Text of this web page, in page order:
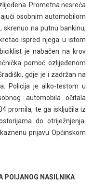
Prometna nesreća
osobnim automobilom
skrenuo na putnu bankinu,
ispred njega u istom
je nabačen na krov
pomoć ozlijeđenom
gdje je i zadržan na
Policija je alko-testom u
automobila očitala
promila, te ga isključila iz
do otriježnjenja.
prijavu Općinskom
POIJANOG NASILNIKA